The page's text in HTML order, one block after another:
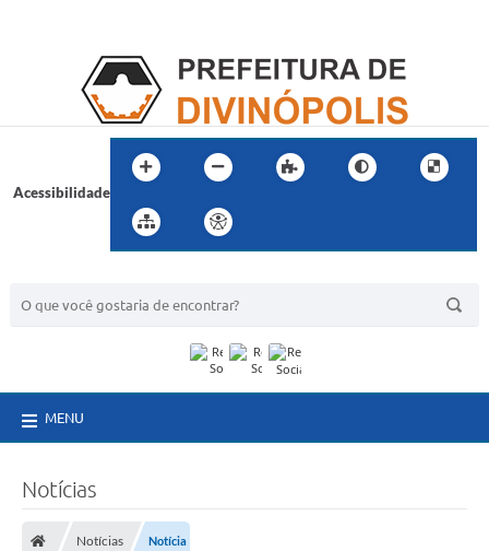
Acessibilidade
MENU
Notícias
Notícias Notícia